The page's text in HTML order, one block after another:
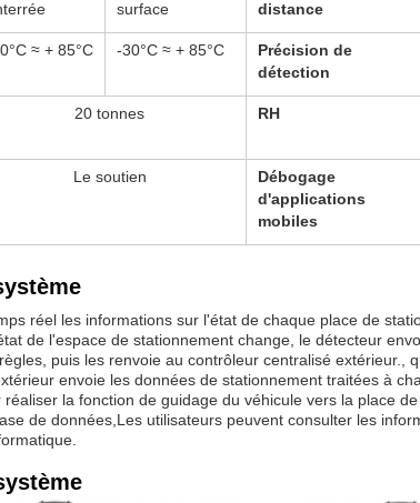
surface
distance
≈ + 85°C -30°C ≈ + 85°C
Précision de
détection
20 tonnes RH
Le soutien
Débogage
d'applications
mobiles
réel les informations sur l'état de chaque place de
de l'espace de stationnement change, le détecteur
puis les renvoie au contrôleur centralisé extérieur.,
envoie les données de stationnement traitées à
la fonction de guidage du véhicule vers la place
de données,Les utilisateurs peuvent consulter les